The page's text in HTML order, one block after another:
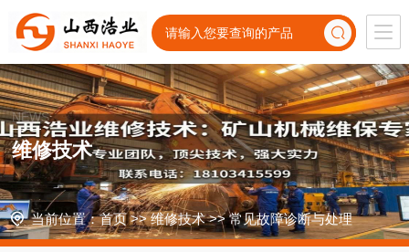
NEWS
维修技术
当前位置：首页>>维修技术>>常见故障诊断与处理